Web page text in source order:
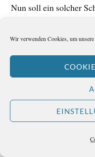
Wir verwenden Cookies, um
Nun soll ein solcher
steht als Verneigung
Denn das Wirken des
Kreislauf der Natur.
und die Erde, er
werden muss, um dem
liefern.